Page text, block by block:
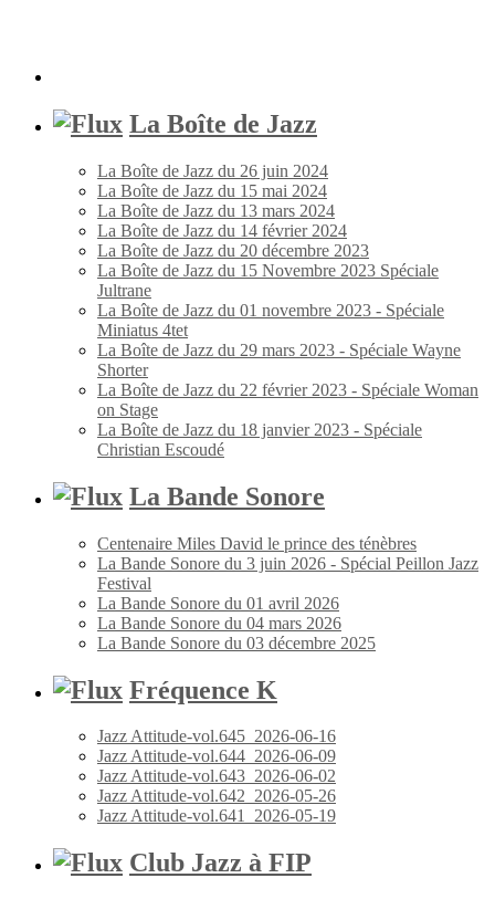
La Boîte de Jazz
La Boîte de Jazz du 26 juin 2024
La Boîte de Jazz du 15 mai 2024
La Boîte de Jazz du 13 mars 2024
La Boîte de Jazz du 14 février 2024
La Boîte de Jazz du 20 décembre 2023
La Boîte de Jazz du 15 Novembre 2023 Spéciale
Jultrane
La Boîte de Jazz du 01 novembre 2023 - Spéciale
Miniatus 4tet
La Boîte de Jazz du 29 mars 2023 - Spéciale Wayne
Shorter
La Boîte de Jazz du 22 février 2023 - Spéciale Woman
on Stage
La Boîte de Jazz du 18 janvier 2023 - Spéciale
Christian Escoudé
La Bande Sonore
Centenaire Miles David le prince des ténèbres
La Bande Sonore du 3 juin 2026 - Spécial Peillon Jazz
Festival
La Bande Sonore du 01 avril 2026
La Bande Sonore du 04 mars 2026
La Bande Sonore du 03 décembre 2025
Fréquence K
Jazz Attitude-vol.645_2026-06-16
Jazz Attitude-vol.644_2026-06-09
Jazz Attitude-vol.643_2026-06-02
Jazz Attitude-vol.642_2026-05-26
Jazz Attitude-vol.641_2026-05-19
Club Jazz à FIP